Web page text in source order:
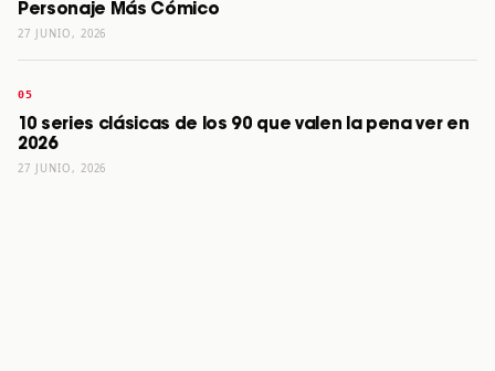
Personaje Más Cómico
27 JUNIO, 2026
10 series clásicas de los 90 que valen la pena ver en
2026
27 JUNIO, 2026